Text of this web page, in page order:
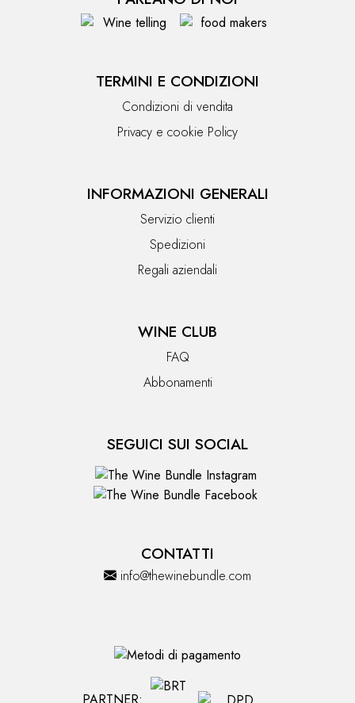
TERMINI E CONDIZIONI
Condizioni di vendita
Privacy e cookie Policy
INFORMAZIONI GENERALI
Servizio clienti
Spedizioni
Regali aziendali
WINE CLUB
FAQ
Abbonamenti
SEGUICI SUI SOCIAL
CONTATTI
info@thewinebundle.com